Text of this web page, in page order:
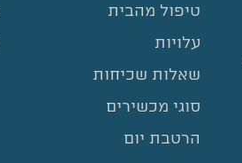
טיפול מהבית
עלויות
שאלות שכיחות
סוגי מכשירים
הרטבת יום